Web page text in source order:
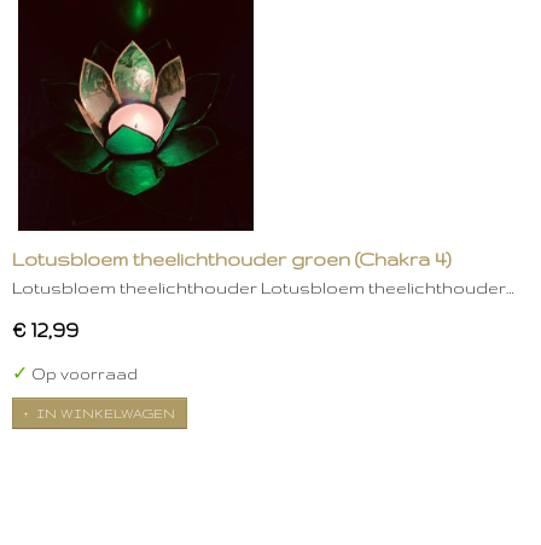
Lotusbloem theelichthouder groen (Chakra 4)
Lotusbloem theelichthouder Lotusbloem theelichthouder…
€ 12,99
✓ Op voorraad
IN WINKELWAGEN